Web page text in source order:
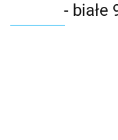
- białe